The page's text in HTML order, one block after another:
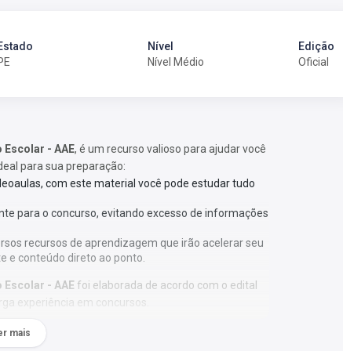
Nível
Nível Médio
Edição
Oficial
- AAE, é um recurso valioso para ajudar você
para sua preparação:
com este material você pode estudar tudo
para o concurso, evitando excesso de informações
recursos de aprendizagem que irão acelerar seu
e conteúdo direto ao ponto.
- AAE foi elaborada de acordo com o edital
experiência em concursos.
mais